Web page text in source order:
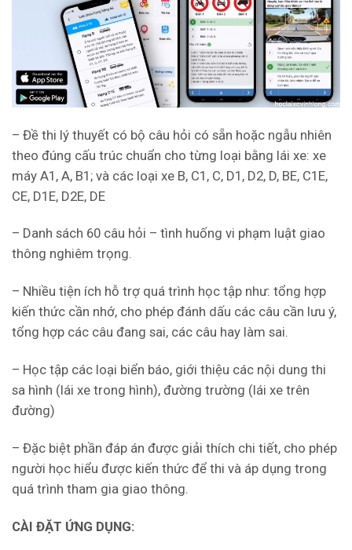
– Đề thi lý thuyết có bộ câu hỏi có sẵn hoặc ngẫu nhiên
theo đúng cấu trúc chuẩn cho từng loại bằng lái xe: xe
máy A1, A, B1; và các loại xe B, C1, C, D1, D2, D, BE, C1E,
CE, D1E, D2E, DE
– Danh sách 60 câu hỏi – tình huống vi phạm luật giao
thông nghiêm trọng.
– Nhiều tiện ích hỗ trợ quá trình học tập như: tổng hợp
kiến thức cần nhớ, cho phép đánh dấu các câu cần lưu ý,
tổng hợp các câu đang sai, các câu hay làm sai.
– Học tập các loại biển báo, giới thiệu các nội dung thi
sa hình (lái xe trong hình), đường trường (lái xe trên
đường)
– Đặc biệt phần đáp án được giải thích chi tiết, cho phép
người học hiểu được kiến thức để thi và áp dụng trong
quá trình tham gia giao thông.
CÀI ĐẶT ỨNG DỤNG: